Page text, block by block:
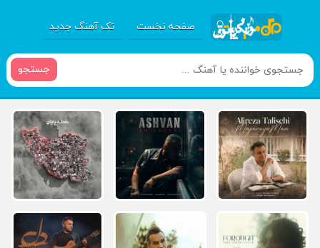
صفحه نخست تک آهنگ جدید
جستجو